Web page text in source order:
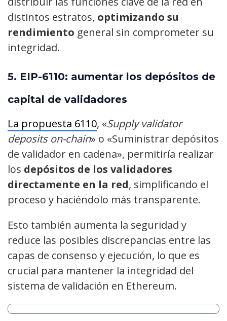
distintos estratos, optimizando su
rendimiento general sin comprometer su
integridad.
5. EIP-6110: aumentar los depósitos de
capital de validadores
La propuesta 6110, «Supply validator
deposits on-chain» o «Suministrar depósitos
de validador en cadena», permitiría realizar
los depósitos de los validadores
directamente en la red, simplificando el
proceso y haciéndolo más transparente.
Esto también aumenta la seguridad y
reduce las posibles discrepancias entre las
capas de consenso y ejecución, lo que es
crucial para mantener la integridad del
sistema de validación en Ethereum.